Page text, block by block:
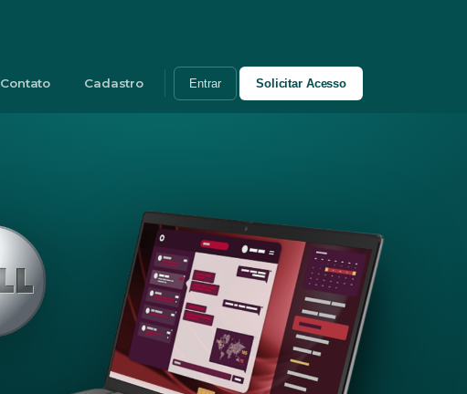
Contato Cadastro Entrar Solicitar Acesso